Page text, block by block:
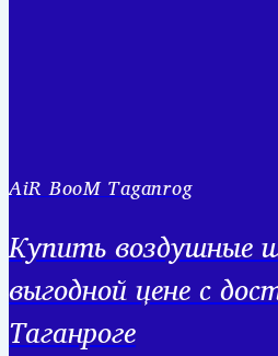
AiR BooM Taganrog
Купить воздушные
выгодной цене с
Таганроге